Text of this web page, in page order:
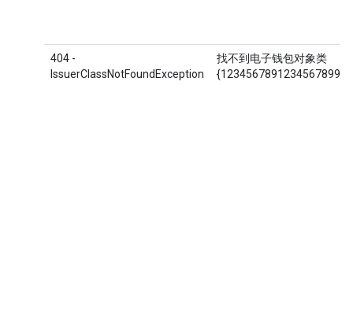
404 -
IssuerClassNotFoundException
找不到电子钱包对象类